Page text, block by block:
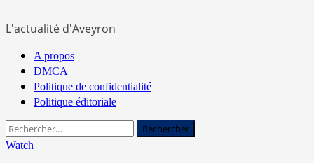
L'actualité d'Aveyron
Primary
Menu
A propos
DMCA
Politique de confidentialité
Politique éditoriale
Rechercher :
Watch